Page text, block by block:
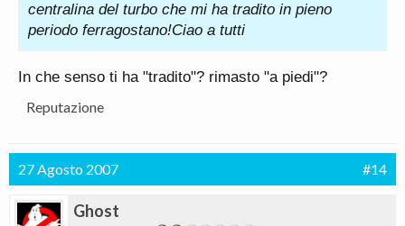
centralina del turbo che mi ha tradito in pieno
periodo ferragostano!Ciao a tutti
In che senso ti ha "tradito"? rimasto "a piedi"?
Reputazione
27 Agosto 2007 #14
Ghost